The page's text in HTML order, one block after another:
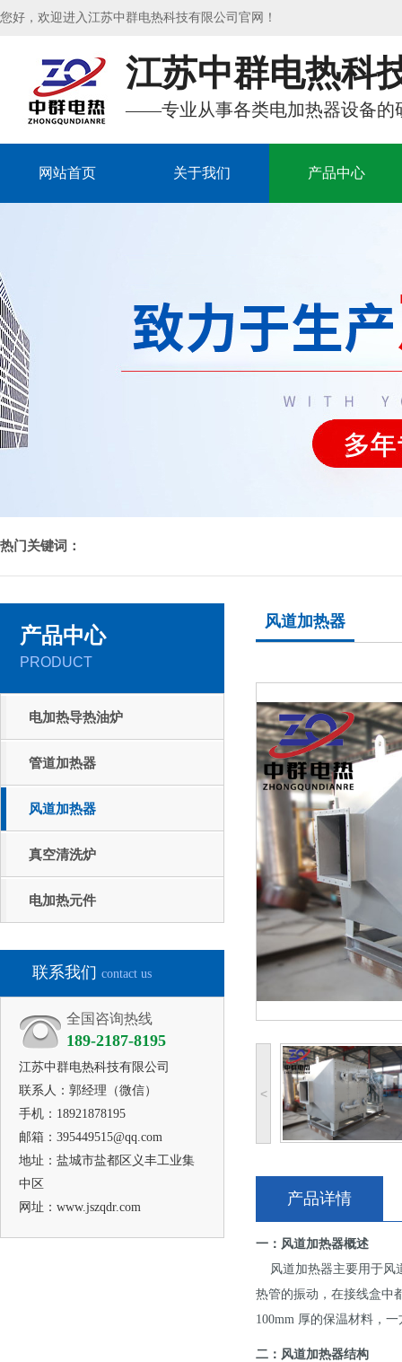
您好，欢迎进入江苏中群电热科技有限公司官网！
江苏中群电热科
——专业从事各类电加热器设备的
网站首页 关于我们 产品中心
热门关键词：
产品中心
PRODUCT
电加热导热油炉
管道加热器
风道加热器
真空清洗炉
电加热元件
联系我们 contact us
全国咨询热线
189-2187-8195
江苏中群电热科技有限公司
联系人：郭经理（微信）
手机：18921878195
邮箱：395449515@qq.com
地址：盐城市盐都区义丰工业集
中区
网址：www.jszqdr.com
风道加热器
<
产品详情
一：风道加热器概述
风道加热器主要用于
热管的振动，在接线盒中
100mm 厚的保温材料，
二：风道加热器结构